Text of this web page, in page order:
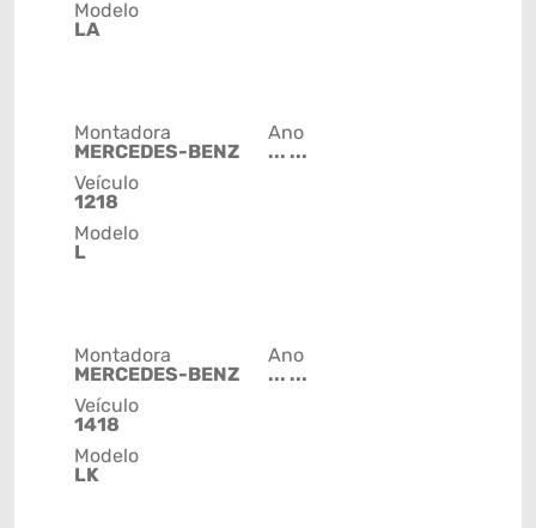
Modelo
LA
Montadora
MERCEDES-BENZ
Veículo
1218
Modelo
L
Ano
... ...
Montadora
MERCEDES-BENZ
Veículo
1418
Modelo
LK
Ano
... ...